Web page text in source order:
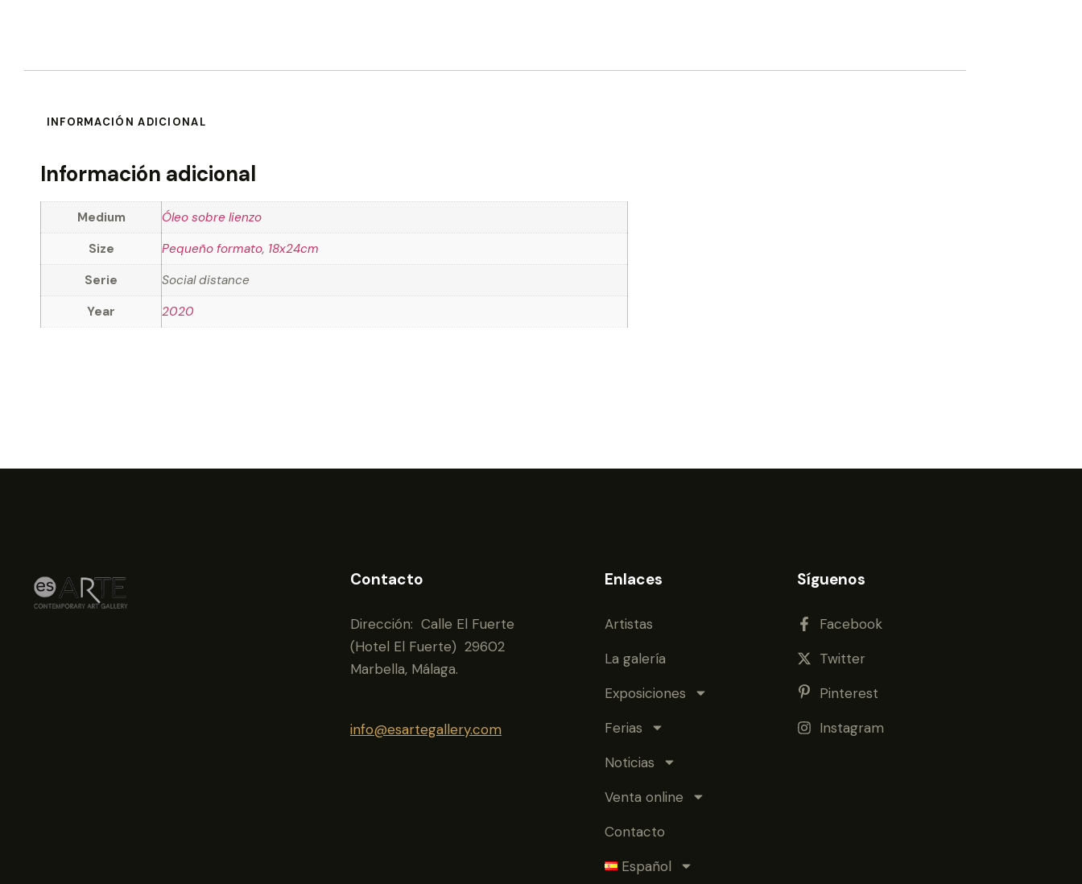
INFORMACIÓN ADICIONAL
Información adicional
Medium
Óleo sobre lienzo
Size
Pequeño formato, 18x24cm
Serie
Social distance
Year
2020
Contacto
Dirección: Calle El Fuerte
(Hotel El Fuerte) 29602
Marbella, Málaga.
info@esartegallery.com
Enlaces
Artistas
La galería
Exposiciones
Ferias
Noticias
Venta online
Contacto
Español
Síguenos
Facebook
Twitter
Pinterest
Instagram